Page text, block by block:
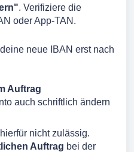
. Verifiziere die
oder App-TAN.
neue IBAN erst nach
Auftrag
auch schriftlich ändern
nicht zulässig.
Auftrag bei der